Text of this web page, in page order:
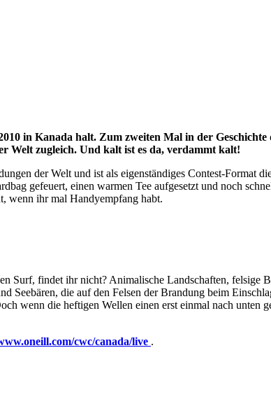
in Kanada halt. Zum zweiten Mal in der
Welt zugleich. Und kalt ist es da, verdammt kalt!
der Welt und ist als eigenständiges Contest-Format
gefeuert, einen warmen Tee aufgesetzt und noch
wenn ihr mal Handyempfang habt.
Surf, findet ihr nicht? Animalische Landschaften,
Seebären, die auf den Felsen der Brandung beim
wenn die heftigen Wellen einen erst einmal nach unten
cwc/canada/live .